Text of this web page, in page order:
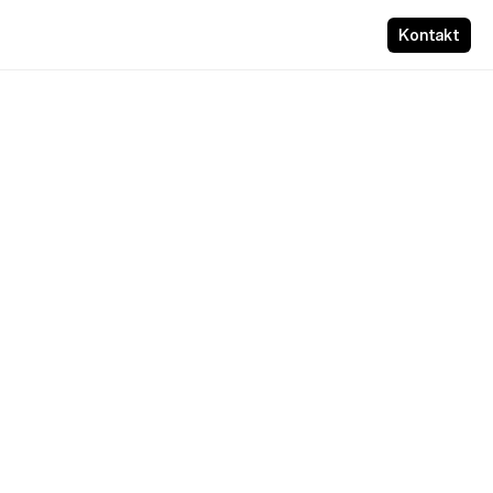
Kontakt